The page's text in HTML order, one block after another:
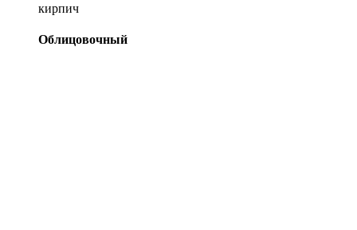
кирпич
Облицовочный